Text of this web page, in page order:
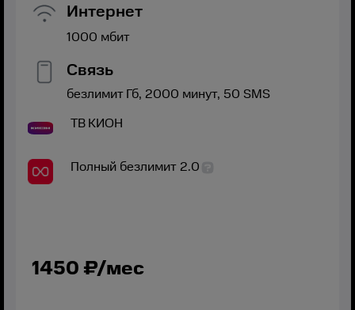
Интернет
1000 мбит
Связь
безлимитГб, 2000 минут, 50 SMS
ТВКИОН
Полный безлимит 2.0
1450 ₽/мес